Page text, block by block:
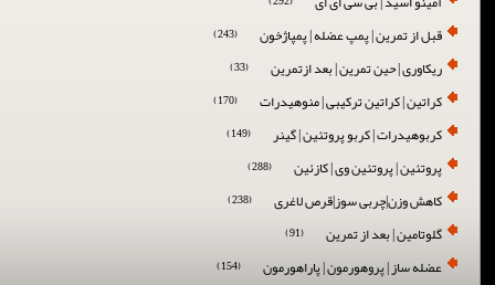
قبل از تمرین | پمپ عضله | پمپاژخون (243)
ریکاوری | حین تمرین | بعد ازتمرین (33)
کراتین | کراتین ترکیبی | منوهیدرات (170)
کربوهیدرات | کربو پروتئین | گینر (149)
پروتئین | پروتئین وی | کازئین (288)
کاهش وزن|چربی سوز|قرص لاغری (238)
گلوتامین | بعد از تمرین (91)
عضله ساز | پروهورمون | پاراهورمون (154)